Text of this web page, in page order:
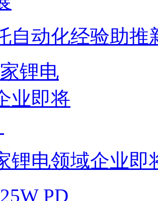
自动化经验助推
锂电领域企业即